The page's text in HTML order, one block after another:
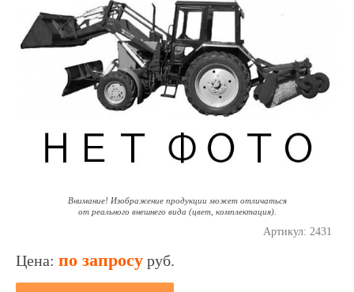
Внимание! Изображение продукции может отличаться
от реального внешнего вида (цвет, комплектация).
Артикул: 2431
Цена: по запросу руб.